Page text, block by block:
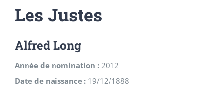
Les Justes
Alfred Long
Année de nomination : 2012
Date de naissance : 19/12/1888